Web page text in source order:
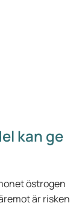
kan ge
östrogen
är risken